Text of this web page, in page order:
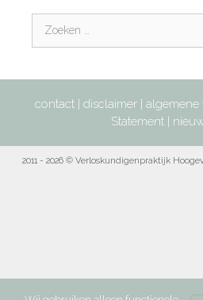
contact| disclaimer| algemene
Statement |
2011 - 2026 © Verloskundigenpraktijk